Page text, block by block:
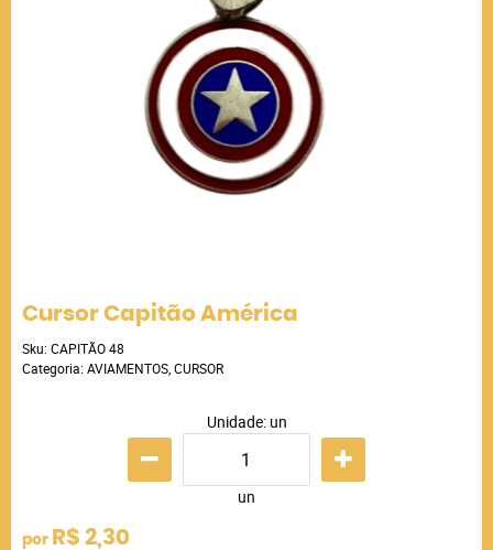
Cursor Capitão América
Sku: CAPITÃO 48
Categoria: AVIAMENTOS CURSOR
Unidade: un
un
por R$ 2,30